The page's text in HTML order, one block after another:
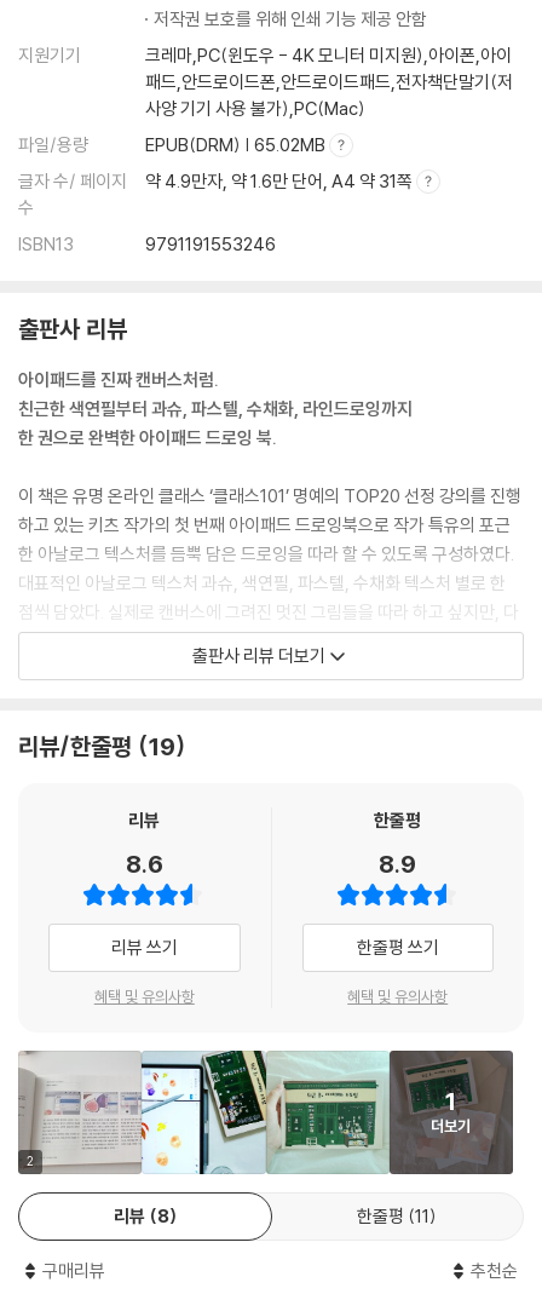
과슈로 그려보는 달콤한 티타임
수채화로 그려보는 신비로운 핑크빛 사막
내가 그린 그림들로 귀여운 굿즈 만들어보기
저작권 보호를 위해 인쇄 기능 제공 안함
지원기기
크레마,PC(윈도우 - 4K 모니터 미지원),아이폰,아이
패드,안드로이드폰,안드로이드패드,전자책단말기(저
사양 기기 사용 불가),PC(Mac)
파일/용량
EPUB(DRM) | 65.02MB
글자 수/ 페이지
수
약 4.9만자, 약 1.6만 단어, A4 약 31쪽
ISBN13 9791191553246
출판사 리뷰
아이패드를 진짜 캔버스처럼.
친근한 색연필부터 과슈, 파스텔, 수채화, 라인드로잉까지
한 권으로 완벽한 아이패드 드로잉 북.
이 책은 유명 온라인 클래스 ‘클래스101’ 명예의 TOP20 선정 강의를 진행
하고 있는 키츠 작가의 첫 번째 아이패드 드로잉북으로 작가 특유의 포근
한 아날로그 텍스처를 듬뿍 담은 드로잉을 따라 할 수 있도록 구성하였다.
대표적인 아날로그 텍스처 과슈, 색연필, 파스텔, 수채화 텍스처 별로 한
점씩 담았다. 실제로 캔버스에 그려진 멋진 그림들을 따라 하고 싶지만, 다
양한 텍스처를 각각 익히기에는 시간도 걸리고 실제로 캔버스 그림은 수정
하기도 어렵다. 하지만 아이패드 드로잉은 일단 앱과 친해지면 브러시 변
저자의 강점인 섬세하고 꼼꼼한 설명을 그대로 책에 담아, 강의를 듣고 있
의 전자 드로잉과는 다른 드로잉을 찾는 기존 유저들까지 모두가 만족할만
얼과 마음을 정리하면서도 고급스러운 표현이 가능한 라인 드로잉까지 저
자의 아날로그 드로잉 노하우를 아낌없이 담은 한 권으로 완벽한 아이패드
드로잉 북이다.
키츠 작가가 직접 커스텀 한 특별한 브러시 12종과
〈퇴근 후, 아이패드 드로잉〉에는 독자만을 위한 키츠 작가가 직접 커스텀
한 특별한 브러시 12종이 들어있다. 책의 커리큘럼을 따라 하기 위한 드로
잉 도구 브러시와, 아날로그 느낌을 더할 수 있는 종이 질감 텍스처 브러시,
그림의 마무리에 효과를 더하는 브러시까지 완벽한 브러시 세트만으로도
〈퇴근 후, 아이패드 드로잉〉을 선택할 이유가 충분해진다. 독자들만을 위한
QR코드 페이지에는 커스텀 브러시뿐만 아니라 저자가 정성스럽게 마련해
최근 다양한 취미생활을 수익 창출까지 발전시키는 사례가 늘고 있다. 그
출판사 리뷰 더보기
리뷰/한줄평 19
리뷰
8.6
리뷰 쓰기
혜택 및 유의사항
한줄평
8.9
한줄평 쓰기
혜택 및 유의사항
2
1
더보기
리뷰 8 한줄평 11
구매리뷰 추천순